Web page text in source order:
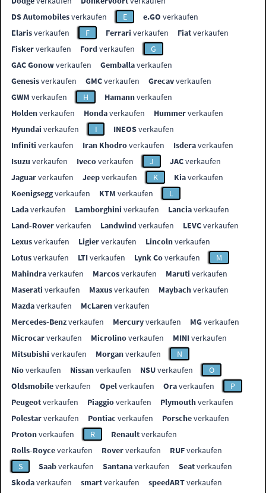
DS Automobilesverkaufen E e.GO verkaufen
Elarisverkaufen F Ferrari verkaufen Fiatverkaufen
Fiskerverkaufen Fordverkaufen
G
GAC Gonowverkaufen Gemballaverkaufen
Genesisverkaufen GMCverkaufen Grecavverkaufen
GWM verkaufen H Hamannverkaufen
Holdenverkaufen Hondaverkaufen Hummerverkaufen
Hyundai verkaufen I INEOSverkaufen
Infiniti verkaufen Iran Khodroverkaufen Isderaverkaufen
Isuzu verkaufen Ivecoverkaufen J JACverkaufen
Jaguarverkaufen Jeepverkaufen K Kiaverkaufen
Koenigseggverkaufen KTM verkaufen
L
Ladaverkaufen Lamborghini verkaufen Lanciaverkaufen
Land-Roververkaufen Landwindverkaufen LEVCverkaufen
Lexusverkaufen Ligierverkaufen Lincolnverkaufen
Lotusverkaufen LTIverkaufen Lynk Coverkaufen
M
Mahindraverkaufen Marcosverkaufen Maruti verkaufen
Maserati verkaufen Maxusverkaufen Maybachverkaufen
Mazdaverkaufen McLarenverkaufen
Mercedes-Benzverkaufen Mercuryverkaufen MGverkaufen
Microcarverkaufen Microlinoverkaufen MINIverkaufen
Mitsubishi verkaufen Morganverkaufen
N
Nioverkaufen Nissanverkaufen NSUverkaufen
O
Oldsmobileverkaufen Opelverkaufen Oraverkaufen
P
Peugeotverkaufen Piaggioverkaufen Plymouthverkaufen
Polestarverkaufen Pontiac verkaufen Porscheverkaufen
Protonverkaufen R Renaultverkaufen
Rolls-Royceverkaufen Roververkaufen RUFverkaufen
S
Saabverkaufen Santanaverkaufen Seatverkaufen
Skodaverkaufen smartverkaufen speedARTverkaufen